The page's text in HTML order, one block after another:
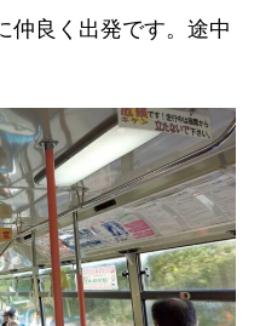
仲良く出発です。途中